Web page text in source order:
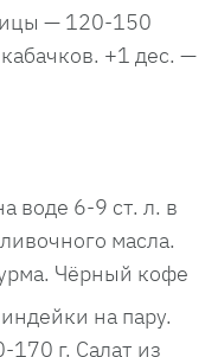
— 120-150
+1 дес. —
воде 6-9 ст. л. в
масла.
Чёрный кофе
на пару.
г. Салат из